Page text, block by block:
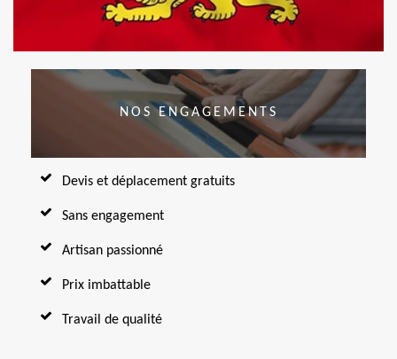
NOS ENGAGEMENTS
Devis et déplacement gratuits
Sans engagement
Artisan passionné
Prix imbattable
Travail de qualité